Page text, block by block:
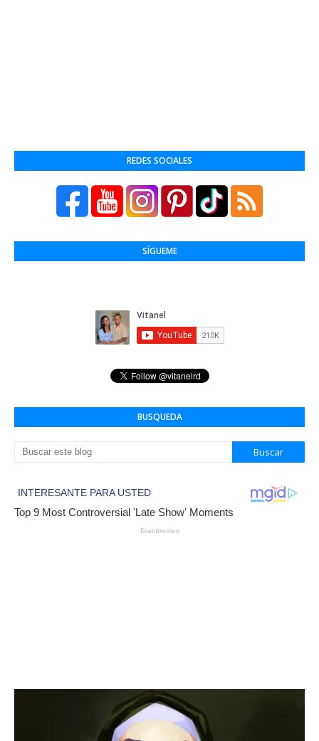
REDES SOCIALES
SÍGUEME
BUSQUEDA